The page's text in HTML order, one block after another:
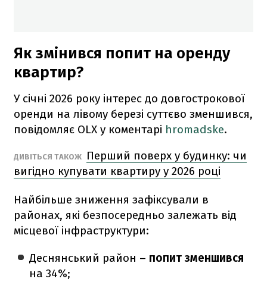
Як змінився попит на оренду
квартир?
У січні 2026 року інтерес до довгострокової
оренди на лівому березі суттєво зменшився,
повідомляє OLX у коментарі hromadske.
ДИВІТЬСЯ ТАКОЖ
Перший поверх у будинку: чи
вигідно купувати квартиру у 2026 році
Найбільше зниження зафіксували в
районах, які безпосередньо залежать від
місцевої інфраструктури:
Деснянський район – попит зменшився
на 34%;